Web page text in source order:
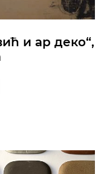
и ар деко“,